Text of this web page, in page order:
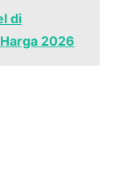
di
2026